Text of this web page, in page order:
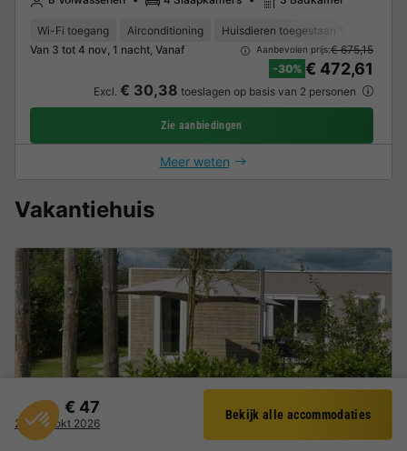
Filter
€ 47
22 - 23 okt 2026
Bekijk alle accommodaties
Wi-Fi toegang Airconditioning Huisdieren toegestaan *
Van 3 tot 4 nov, 1 nacht, Vanaf
Aanbevolen prijs:€ 675,15
-30% € 472,61
Excl. € 30,38 toeslagen op basis van 2 personen
Zie aanbiedingen
Meer weten
Vakantiehuis
LANDHUIS 6 personen - Cosy Unique 2+4 (max.
2 adults)